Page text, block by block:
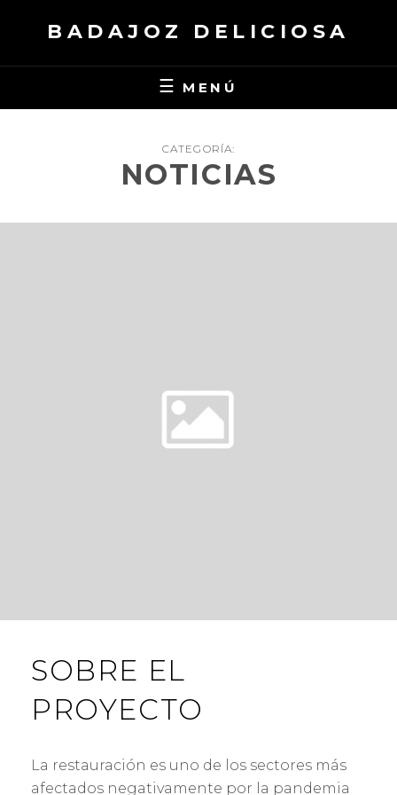
BADAJOZ DELICIOSA
MENÚ
CATEGORÍA:
NOTICIAS
SOBRE EL
PROYECTO
La restauración es uno de los sectores más
afectados negativamente por la pandemia